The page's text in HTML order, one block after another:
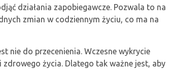
działania zapobiegawcze. Pozwala to na
zmian w codziennym życiu, co ma na
nie do przecenienia. Wczesne wykrycie
życia. Dlatego tak ważne jest, aby